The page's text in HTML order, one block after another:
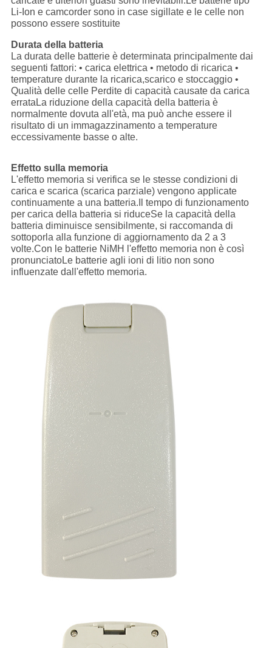
Li-Ion e camcorder sono in case sigillate e le celle non
possono essere sostituite
Durata della batteria
La durata delle batterie è determinata principalmente dai
seguenti fattori: • carica elettrica • metodo di ricarica •
temperature durante la ricarica,scarico e stoccaggio •
Qualità delle celle Perdite di capacità causate da carica
errataLa riduzione della capacità della batteria è
normalmente dovuta all'età, ma può anche essere il
risultato di un immagazzinamento a temperature
eccessivamente basse o alte.
Effetto sulla memoria
L'effetto memoria si verifica se le stesse condizioni di
carica e scarica (scarica parziale) vengono applicate
continuamente a una batteria.Il tempo di funzionamento
per carica della batteria si riduceSe la capacità della
batteria diminuisce sensibilmente, si raccomanda di
sottoporla alla funzione di aggiornamento da 2 a 3
volte.Con le batterie NiMH l'effetto memoria non è così
pronunciatoLe batterie agli ioni di litio non sono
influenzate dall'effetto memoria.